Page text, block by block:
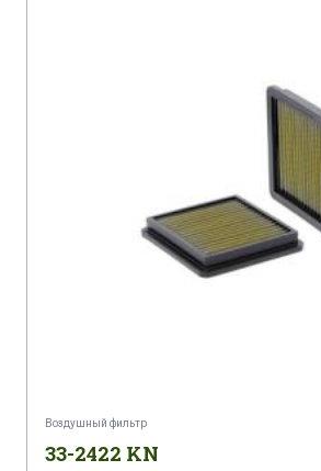
Воздушный фильтр
33-2422 KN